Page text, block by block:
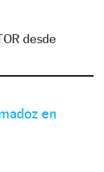
desde
en